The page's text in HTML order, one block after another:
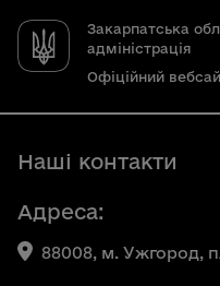
Закарпатська
адміністрація
Офіційний
Наші контакти
Адреса:
88008, м. Ужгород,